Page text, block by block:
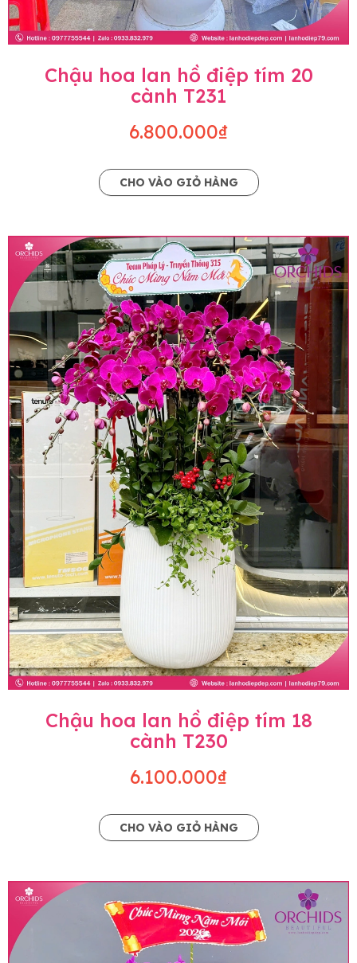
Chậu hoa lan hồ điệp tím 20
cành T231
6.800.000₫
CHO VÀO GIỎ HÀNG
Chậu hoa lan hồ điệp tím 18
cành T230
6.100.000₫
CHO VÀO GIỎ HÀNG